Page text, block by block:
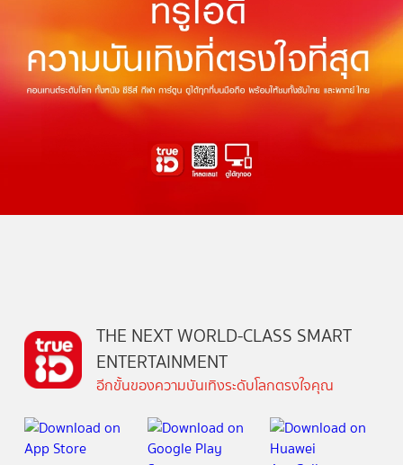
THE NEXT WORLD-CLASS SMART
ENTERTAINMENT
อีกขั้นของความบันเทิงระดับโลกตรงใจคุณ